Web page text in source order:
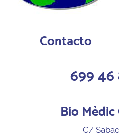
Contacto
699 46
Bio
C/